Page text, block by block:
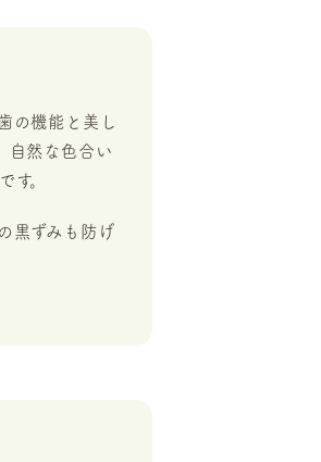
の機能と美し
自然な色合い
す。
黒ずみも防げ